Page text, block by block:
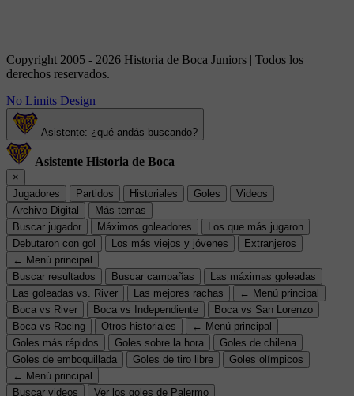
Copyright 2005 - 2026 Historia de Boca Juniors | Todos los
derechos reservados.
No Limits Design
Asistente: ¿qué andás buscando?
Asistente Historia de Boca
×
Jugadores
Partidos Historiales Goles
Videos
Archivo Digital
Más temas
Buscar jugador
Máximos goleadores
Los que más jugaron
Debutaron con gol
Los más viejos y jóvenes
Extranjeros
← Menú principal
Buscar resultados
Buscar campañas
Las máximas goleadas
Las goleadas vs. River
Las mejores rachas
← Menú principal
Boca vs River
Boca vs Independiente
Boca vs San Lorenzo
Boca vs Racing
Otros historiales
← Menú principal
Goles más rápidos
Goles sobre la hora
Goles de chilena
Goles de emboquillada
Goles de tiro libre
Goles olímpicos
← Menú principal
Buscar videos
Ver los goles de Palermo